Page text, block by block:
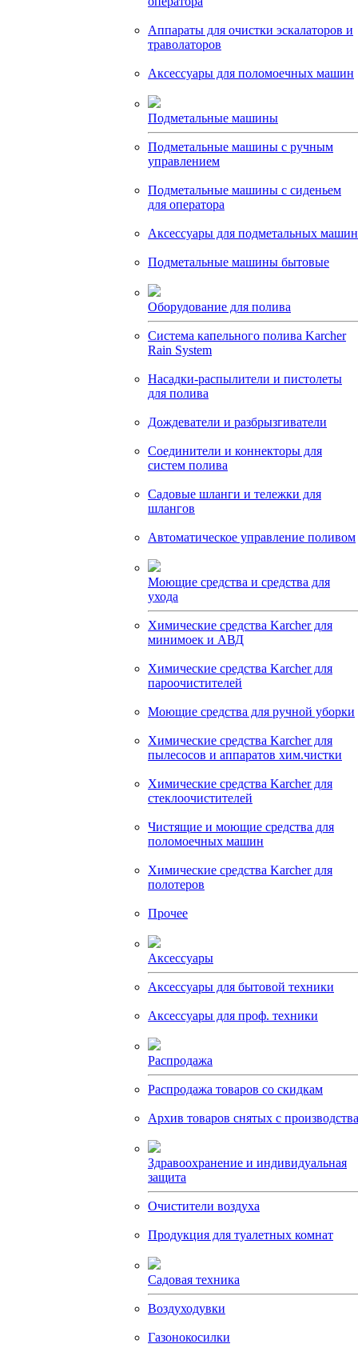
Аппараты для очистки эскалаторов и
траволаторов
Аксессуары для поломоечных машин
Подметальные машины
Подметальные машины с ручным
управлением
Подметальные машины с сиденьем
для оператора
Аксессуары для подметальных машин
Подметальные машины бытовые
Оборудование для полива
Система капельного полива Karcher
Rain System
Насадки-распылители и пистолеты
для полива
Дождеватели и разбрызгиватели
Соединители и коннекторы для
систем полива
Садовые шланги и тележки для
шлангов
Автоматическое управление поливом
Моющие средства и средства для
ухода
Химические средства Karcher для
минимоек и АВД
Химические средства Karcher для
пароочистителей
Моющие средства для ручной уборки
Химические средства Karcher для
пылесосов и аппаратов хим.чистки
Химические средства Karcher для
стеклоочистителей
Чистящие и моющие средства для
поломоечных машин
Химические средства Karcher для
полотеров
Прочее
Аксессуары
Аксессуары для бытовой техники
Аксессуары для проф. техники
Распродажа
Распродажа товаров со скидкам
Архив товаров снятых с производства
Здравоохранение и индивидуальная
защита
Очистители воздуха
Продукция для туалетных комнат
Садовая техника
Воздуходувки
Газонокосилки